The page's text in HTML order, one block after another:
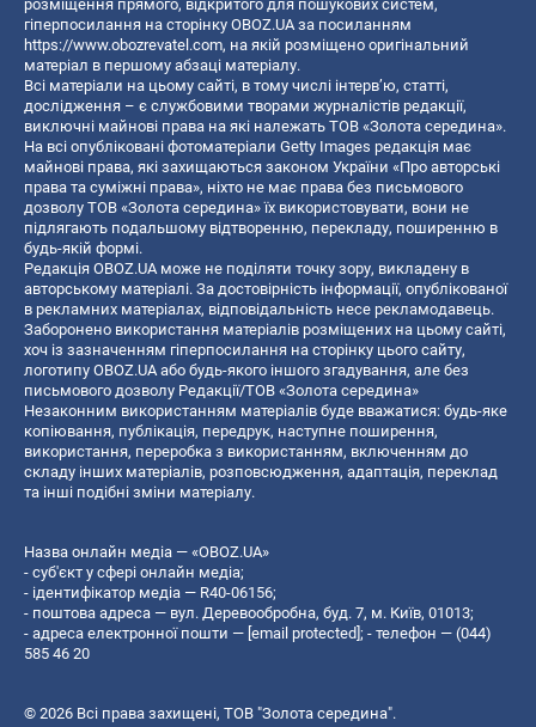
розміщення прямого, відкритого для пошукових систем,
гіперпосилання на сторінку OBOZ.UA за посиланням
https://www.obozrevatel.com, на якій розміщено оригінальний
матеріал в першому абзаці матеріалу.
Всі матеріали на цьому сайті, в тому числі інтерв’ю, статті,
дослідження – є службовими творами журналістів редакції,
виключні майнові права на які належать ТОВ «Золота середина».
На всі опубліковані фотоматеріали Getty Images редакція має
майнові права, які захищаються законом України «Про авторські
права та суміжні права», ніхто не має права без письмового
дозволу ТОВ «Золота середина» їх використовувати, вони не
підлягають подальшому відтворенню, перекладу, поширенню в
будь-якій формі.
Редакція OBOZ.UA може не поділяти точку зору, викладену в
авторському матеріалі. За достовірність інформації, опублікованої
в рекламних матеріалах, відповідальність несе рекламодавець.
Заборонено використання матеріалів розміщених на цьому сайті,
хоч із зазначенням гіперпосилання на сторінку цього сайту,
логотипу OBOZ.UA або будь-якого іншого згадування, але без
письмового дозволу Редакції/ТОВ «Золота середина»
Незаконним використанням матеріалів буде вважатися: будь-яке
копiювання, публiкацiя, передрук, наступне поширення,
використання, переробка з використанням, включенням до
складу інших матеріалів, розповсюдження, адаптація, переклад
та інші подібні зміни матеріалу.
Назва онлайн медіа — «OBOZ.UA»
- суб'єкт у сфері онлайн медіа;
- ідентифікатор медіа — R40-06156;
- поштова адреса — вул. Деревообробна, буд. 7, м. Київ, 01013;
- адреса електронної пошти — [email protected]; - телефон — (044)
585 46 20
© 2026 Всі права захищені, ТОВ "Золота середина".